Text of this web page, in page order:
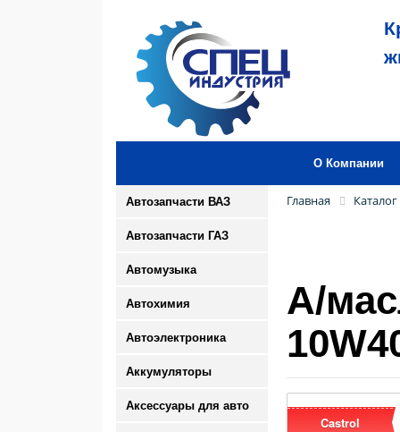
О Компании
Автозапчасти ВАЗ
Автозапчасти ГАЗ
Автомузыка
Автохимия
Автоэлектроника
Аккумуляторы
Аксессуары для авто
Главная Каталог
А/
Castrol